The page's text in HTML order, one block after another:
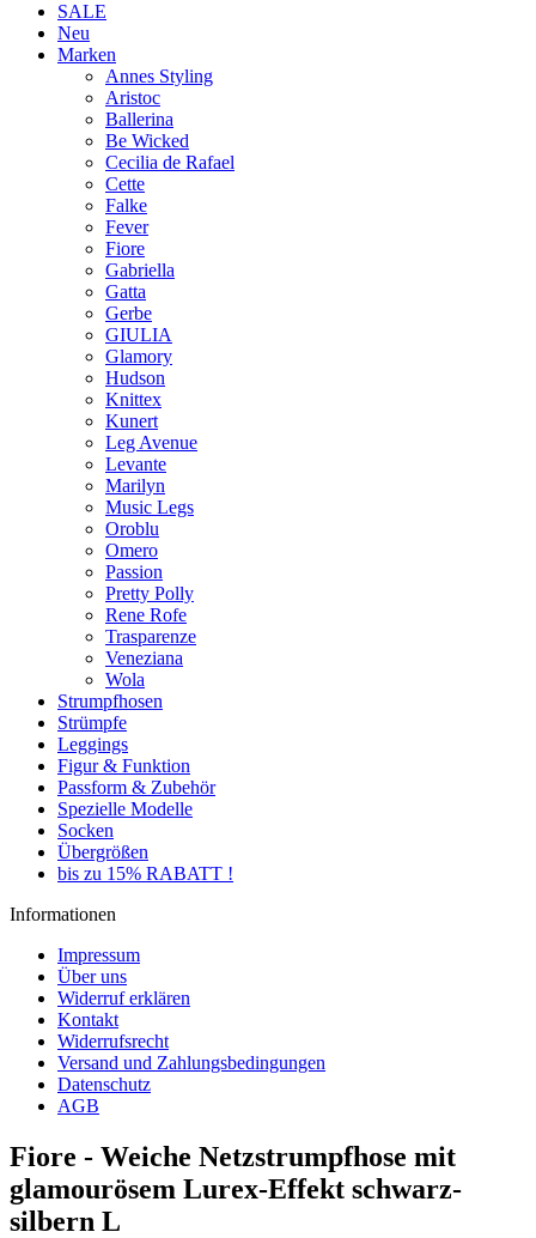
SALE
Neu
Marken
Annes Styling
Aristoc
Ballerina
Be Wicked
Cecilia de Rafael
Cette
Falke
Fever
Fiore
Gabriella
Gatta
Gerbe
GIULIA
Glamory
Hudson
Knittex
Kunert
Leg Avenue
Levante
Marilyn
Music Legs
Oroblu
Omero
Passion
Pretty Polly
Rene Rofe
Trasparenze
Veneziana
Wola
Strumpfhosen
Strümpfe
Leggings
Figur & Funktion
Passform & Zubehör
Spezielle Modelle
Socken
Übergrößen
bis zu 15% RABATT !
Informationen
Impressum
Über uns
Widerruf erklären
Kontakt
Widerrufsrecht
Versand und Zahlungsbedingungen
Datenschutz
AGB
Fiore - Weiche Netzstrumpfhose mit
glamourösem Lurex-Effekt schwarz-
silbern L